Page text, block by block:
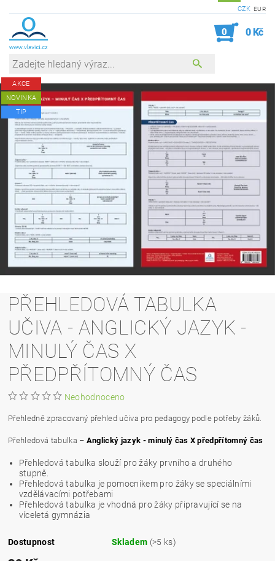
CZK EUR
0 0 Kč
AKCE
NOVINKA
TIP
PŘEHLEDOVÁ TABULKA
UČIVA - ANGLICKÝ JAZYK -
MINULÝ ČAS X
PŘEDPŘÍTOMNÝ ČAS
Neohodnoceno
Přehledně zpracovaný přehled učiva pro pedagogy podle potřeby žáků.
Přehledová tabulka – Anglický jazyk - minulý čas X předpřítomný čas
Přehledová tabulka slouží pro žáky prvního a druhého
stupně.
Přehledová tabulka je pomocníkem pro žáky se speciálními
vzdělávacími potřebami
Přehledová tabulka je vhodná pro žáky připravující se na
víceletá gymnázia
Dostupnost Skladem (>5 ks)